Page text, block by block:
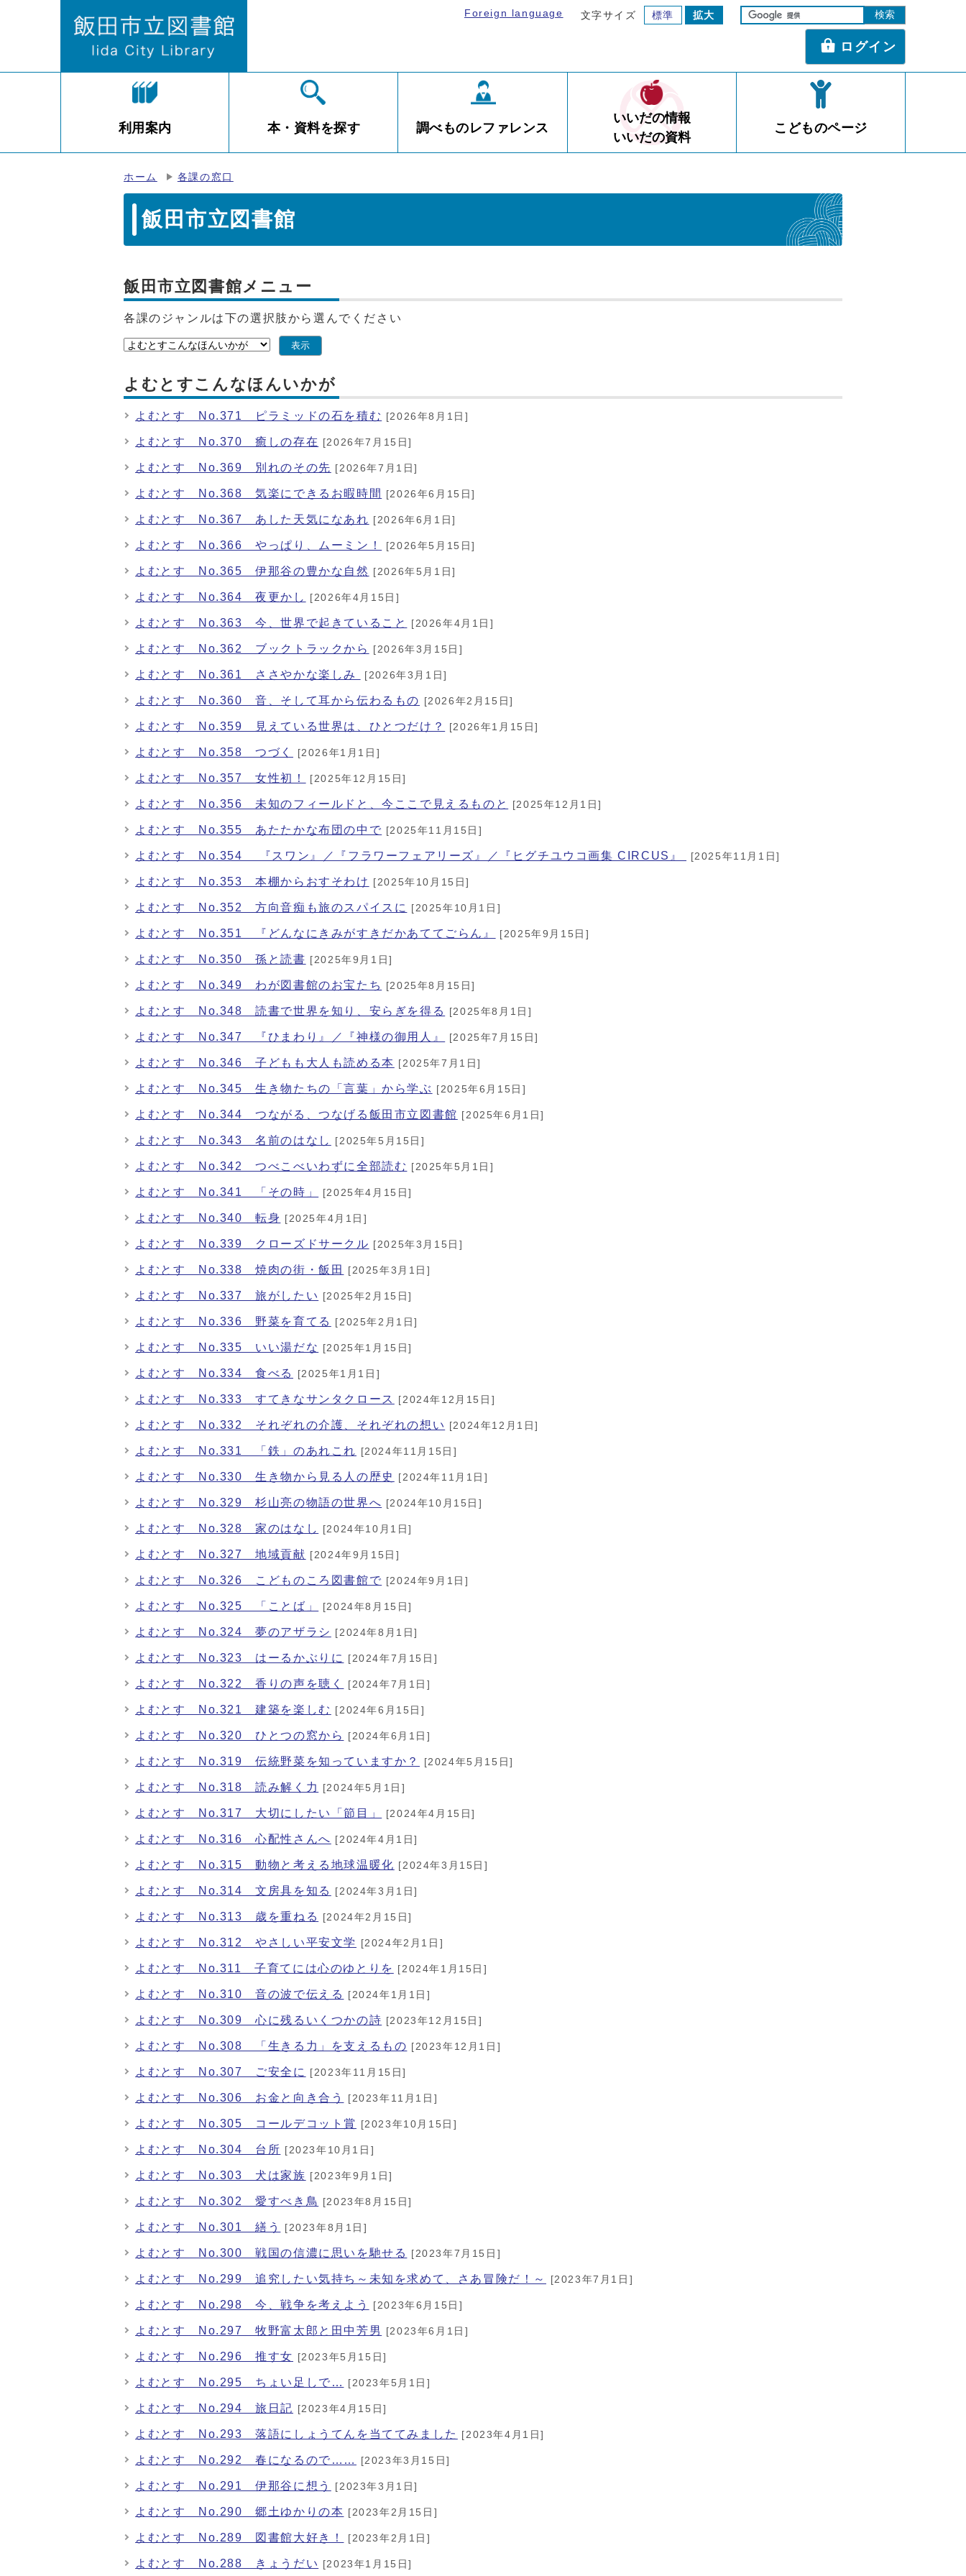
Foreign language 文字サイズ 標準 拡大
ログイン
利用案内 本・資料を探す 調べものレファレンス
いいだの情報
いいだの資料
こどものページ
ホーム 各課の窓口
飯田市立図書館
飯田市立図書館メニュー
各課のジャンルは下の選択肢から選んでください
表示
よむとすこんなほんいかが
よむとす No.371 ピラミッドの石を積む [2026年8月1日]
よむとす No.370 癒しの存在 [2026年7月15日]
よむとす No.369 別れのその先 [2026年7月1日]
よむとす No.368 気楽にできるお暇時間 [2026年6月15日]
よむとす No.367 あした天気になあれ [2026年6月1日]
よむとす No.366 やっぱり、ムーミン！ [2026年5月15日]
よむとす No.365 伊那谷の豊かな自然 [2026年5月1日]
よむとす No.364 夜更かし [2026年4月15日]
よむとす No.363 今、世界で起きていること [2026年4月1日]
よむとす No.362 ブックトラックから [2026年3月15日]
よむとす No.361 ささやかな楽しみ [2026年3月1日]
よむとす No.360 音、そして耳から伝わるもの [2026年2月15日]
よむとす No.359 見えている世界は、ひとつだけ？ [2026年1月15日]
よむとす No.358 つづく [2026年1月1日]
よむとす No.357 女性初！ [2025年12月15日]
よむとす No.356 未知のフィールドと、今ここで見えるものと [2025年12月1日]
よむとす No.355 あたたかな布団の中で [2025年11月15日]
よむとす No.354 『スワン』／『フラワーフェアリーズ』／『ヒグチユウコ画集 CIRCUS』 [2025年11月1日]
よむとす No.353 本棚からおすそわけ [2025年10月15日]
よむとす No.352 方向音痴も旅のスパイスに [2025年10月1日]
よむとす No.351 『どんなにきみがすきだかあててごらん』 [2025年9月15日]
よむとす No.350 孫と読書 [2025年9月1日]
よむとす No.349 わが図書館のお宝たち [2025年8月15日]
よむとす No.348 読書で世界を知り、安らぎを得る [2025年8月1日]
よむとす No.347 『ひまわり』／『神様の御用人』 [2025年7月15日]
よむとす No.346 子どもも大人も読める本 [2025年7月1日]
よむとす No.345 生き物たちの「言葉」から学ぶ [2025年6月15日]
よむとす No.344 つながる、つなげる飯田市立図書館 [2025年6月1日]
よむとす No.343 名前のはなし [2025年5月15日]
よむとす No.342 つべこべいわずに全部読む [2025年5月1日]
よむとす No.341 「その時」 [2025年4月15日]
よむとす No.340 転身 [2025年4月1日]
よむとす No.339 クローズドサークル [2025年3月15日]
よむとす No.338 焼肉の街・飯田 [2025年3月1日]
よむとす No.337 旅がしたい [2025年2月15日]
よむとす No.336 野菜を育てる [2025年2月1日]
よむとす No.335 いい湯だな [2025年1月15日]
よむとす No.334 食べる [2025年1月1日]
よむとす No.333 すてきなサンタクロース [2024年12月15日]
よむとす No.332 それぞれの介護、それぞれの想い [2024年12月1日]
よむとす No.331 「鉄」のあれこれ [2024年11月15日]
よむとす No.330 生き物から見る人の歴史 [2024年11月1日]
よむとす No.329 杉山亮の物語の世界へ [2024年10月15日]
よむとす No.328 家のはなし [2024年10月1日]
よむとす No.327 地域貢献 [2024年9月15日]
よむとす No.326 こどものころ図書館で [2024年9月1日]
よむとす No.325 「ことば」 [2024年8月15日]
よむとす No.324 夢のアザラシ [2024年8月1日]
よむとす No.323 はーるかぶりに [2024年7月15日]
よむとす No.322 香りの声を聴く [2024年7月1日]
よむとす No.321 建築を楽しむ [2024年6月15日]
よむとす No.320 ひとつの窓から [2024年6月1日]
よむとす No.319 伝統野菜を知っていますか？ [2024年5月15日]
よむとす No.318 読み解く力 [2024年5月1日]
よむとす No.317 大切にしたい「節目」 [2024年4月15日]
よむとす No.316 心配性さんへ [2024年4月1日]
よむとす No.315 動物と考える地球温暖化 [2024年3月15日]
よむとす No.314 文房具を知る [2024年3月1日]
よむとす No.313 歳を重ねる [2024年2月15日]
よむとす No.312 やさしい平安文学 [2024年2月1日]
よむとす No.311 子育てには心のゆとりを [2024年1月15日]
よむとす No.310 音の波で伝える [2024年1月1日]
よむとす No.309 心に残るいくつかの詩 [2023年12月15日]
よむとす No.308 「生きる力」を支えるもの [2023年12月1日]
よむとす No.307 ご安全に [2023年11月15日]
よむとす No.306 お金と向き合う [2023年11月1日]
よむとす No.305 コールデコット賞 [2023年10月15日]
よむとす No.304 台所 [2023年10月1日]
よむとす No.303 犬は家族 [2023年9月1日]
よむとす No.302 愛すべき鳥 [2023年8月15日]
よむとす No.301 繕う [2023年8月1日]
よむとす No.300 戦国の信濃に思いを馳せる [2023年7月15日]
よむとす No.299 追究したい気持ち～未知を求めて、さあ冒険だ！～ [2023年7月1日]
よむとす No.298 今、戦争を考えよう [2023年6月15日]
よむとす No.297 牧野富太郎と田中芳男 [2023年6月1日]
よむとす No.296 推す女 [2023年5月15日]
よむとす No.295 ちょい足しで… [2023年5月1日]
よむとす No.294 旅日記 [2023年4月15日]
よむとす No.293 落語にしょうてんを当ててみました [2023年4月1日]
よむとす No.292 春になるので…… [2023年3月15日]
よむとす No.291 伊那谷に想う [2023年3月1日]
よむとす No.290 郷土ゆかりの本 [2023年2月15日]
よむとす No.289 図書館大好き！ [2023年2月1日]
よむとす No.288 きょうだい [2023年1月15日]